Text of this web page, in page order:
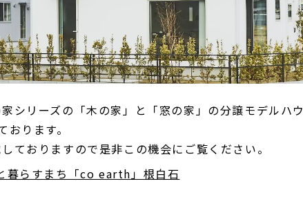
シリーズの「木の家」と「窓の家」の分譲モデルハウ
ります。
ておりますので是非この機会にご覧ください。
らすまち「co earth」根白石